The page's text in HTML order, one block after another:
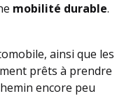
mobilité durable.
ainsi que les
prêts à prendre
encore peu